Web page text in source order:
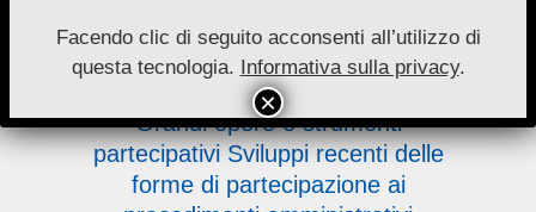
Grandi opere e strumenti
partecipativi Sviluppi recenti delle
forme di partecipazione ai
Facendo clic di seguito acconsenti all’utilizzo di
questa tecnologia. Informativa sulla privacy.